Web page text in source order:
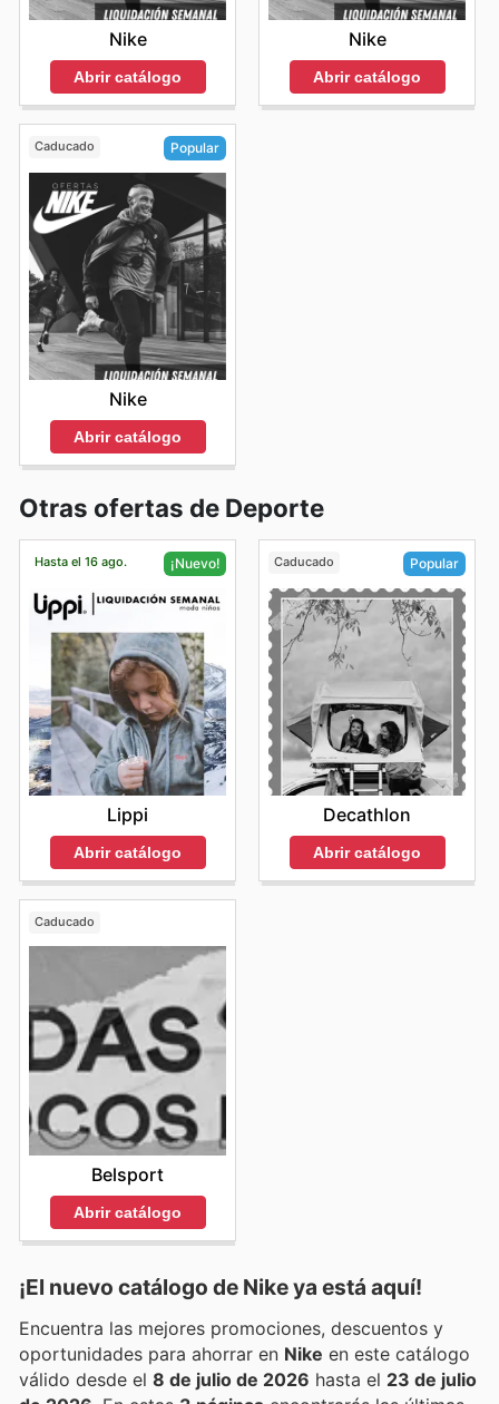
Nike
Abrir catálogo
Nike
Abrir catálogo
Caducado Popular
Nike
Abrir catálogo
Otras ofertas de Deporte
Hasta el 16 ago. ¡Nuevo!
Lippi
Abrir catálogo
Caducado Popular
Decathlon
Abrir catálogo
Caducado
Belsport
Abrir catálogo
¡El nuevo catálogo de Nikeya está aquí!
Encuentra las mejores promociones, descuentos y
oportunidades para ahorrar en Nike en este catálogo
válido desde el 8 de julio de 2026 hasta el 23 de julio